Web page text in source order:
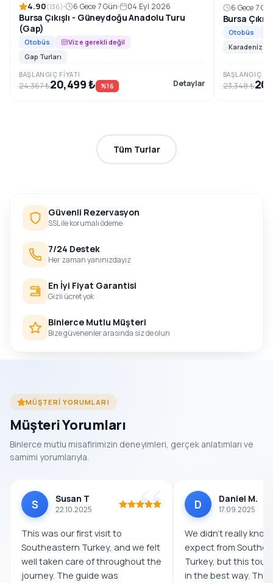
4.90(136) 6 Gece 7 Gün 04 Eyl 2026
Bursa Çıkışlı - Güneydoğu Anadolu Turu
(Gap)
Otobüs
Vize gerekli değil
Gap Turları
BAŞLANGIÇ FIYATI
24,367 ₺20,499 ₺ %16 Detaylar
6 Gece 7
Bursa
Otobüs
Karadeniz
BAŞLANGIÇ
23,348 ₺
Tüm Turlar
Güvenli Rezervasyon
SSL ile korumalı ödeme
7/24 Destek
Her zaman yanınızdayız
En İyi Fiyat Garantisi
Gizli ücret yok
Binlerce Mutlu Müşteri
Bize güvenenler arasında siz de olun
MÜŞTERI YORUMLARI
Müşteri Yorumları
Binlerce mutlu misafirimizin deneyimleri, gerçek anlatımları ve
samimi yorumlarıyla.
S Susan T
22.10.2025
This was our first visit to
Southeastern Turkey, and we felt
well taken care of throughout the
journey. The guide was
D Daniel M.
17.09.2025
We didn’t really
expect from
Turkey, but this tour
in the best way. The